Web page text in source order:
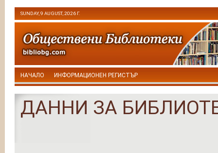
SUNDAY, 9 AUGUST, 2026 Г.
НАЧАЛО ИНФОРМАЦИОНЕН РЕГИСТЪР
ДАННИ ЗА